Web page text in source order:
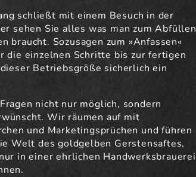
schließt mit einem Besuch in der
sehen Sie alles was man zum Abfüllen
braucht. Sozusagen zum »Anfassen«
die einzelnen Schritte bis zur fertigen
Betriebsgröße sicherlich ein
nicht nur möglich, sondern
Wir räumen auf mit
und Marketingsprüchen und führen
Welt des goldgelben Gerstensaftes,
in einer ehrlichen Handwerksbrauerei